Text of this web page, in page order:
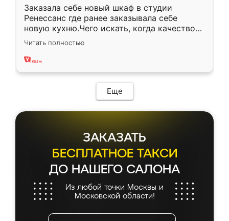
Заказала себе новый шкаф в студии
Ренессанс где ранее заказывала себе
новую кухню.Чего искать, когда качеством
вполне довольна. Служит кухня уже почти
два года, нареканий нет.
Читать полностью
Еще
ЗАКАЗАТЬ
БЕСПЛАТНОЕ ТАКСИ
ДО НАШЕГО САЛОНА
Из любой точки Москвы и
Московской области!